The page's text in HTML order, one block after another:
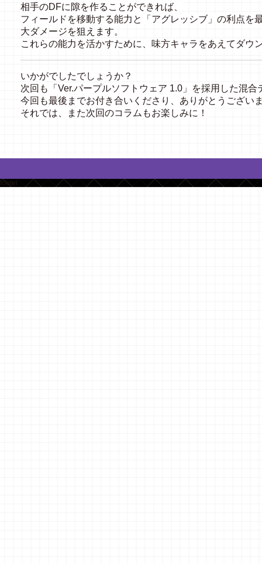
相手のDFに隙を作ることができれば、
フィールドを移動する能力と「アグレッシブ」の利点を
大ダメージを狙えます。
これらの能力を活かすために、味方キャラをあえてダウ
いかがでしたでしょうか？
次回も「Ver.パープルソフトウェア 1.0」を採用した混合
今回も最後までお付き合いくださり、ありがとうござい
それでは、また次回のコラムもお楽しみに！
footer